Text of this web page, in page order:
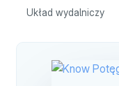
Układ wydalniczy